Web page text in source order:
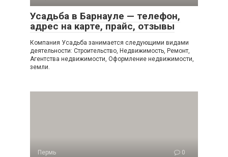
Усадьба в Барнауле — телефон,
адрес на карте, прайс, отзывы
Компания Усадьба занимается следующими видами
деятельности: Строительство, Недвижимость, Ремонт,
Агентства недвижимости, Оформление недвижимости,
земли.
Пермь 0